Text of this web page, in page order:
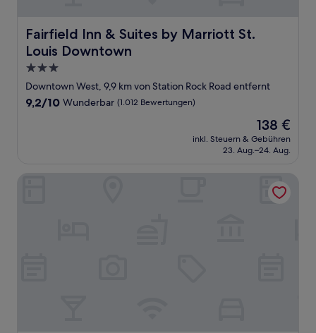
Fairfield Inn & Suites by Marriott St.
Louis Downtown
Fairfield Inn & Suites by Marriott St. Louis Downtown
3.0-
Sterne-
Unterkunft
Downtown West, 9,9 km von Station Rock Road entfernt
9.2
9,2/10 Wunderbar (1.012 Bewertungen)
Der
Preis
beträgt
138 €
inkl. Steuern & Gebühren
23. Aug.–24. Aug.